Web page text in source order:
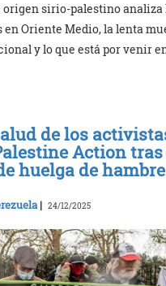
origen sirio-palestino
Oriente Medio, la lenta
y lo que está por venir
de los
Action
huelga de hambre
| 24/12/2025